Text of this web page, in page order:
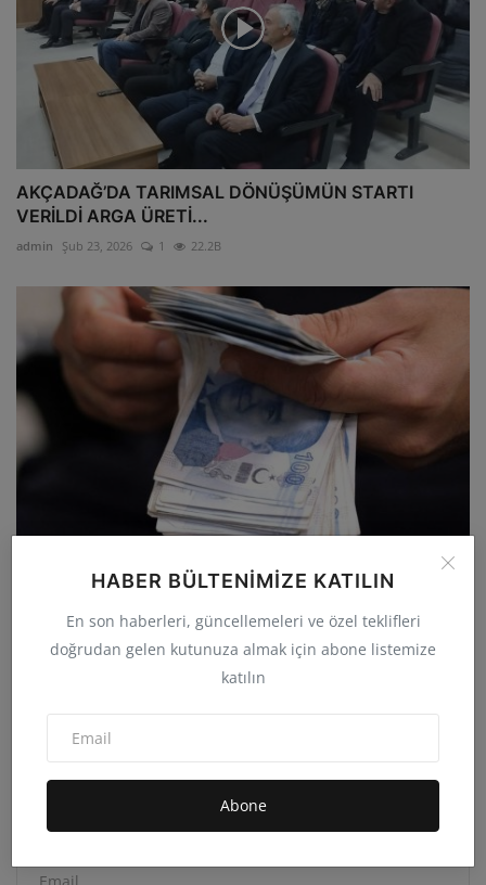
HABER BÜLTENIMIZE KATILIN
En son haberleri, güncellemeleri ve özel teklifleri
doğrudan gelen kutunuza almak için abone listemize
katılın
Abone
AKÇADAĞ’DA TARIMSAL DÖNÜŞÜMÜN STARTI
VERİLDİ ARGA ÜRETİ...
admin Şub 23, 2026 1 22.2B
Kamu Çalışanı ve Emeklisinin Zam Oranı Açıklandı
Ağu 26, 2025 0 9.8B